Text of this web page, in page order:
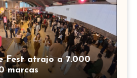
Fest atrajo a 7.000
marcas